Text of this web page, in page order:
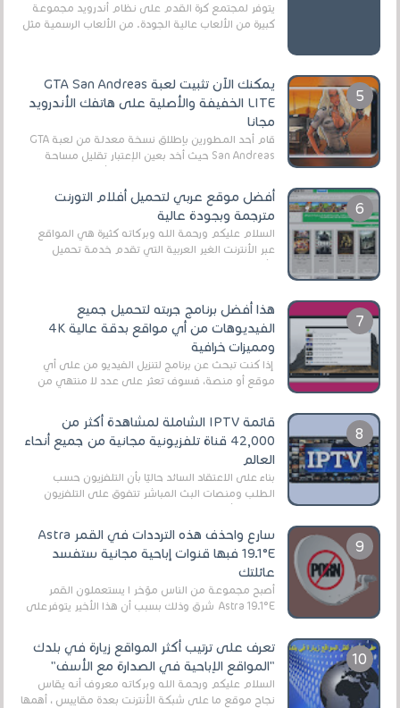
يتوفر لمجتمع كرة القدم على نظام أندرويد مجموعة
كبيرة من الألعاب عالية الجودة. من الألعاب الرسمية مثل
يمكنك الآن تثبيت لعبة GTA San Andreas
LITE الخفيفة والأصلية على هاتفك الأندرويد
مجانا
قام أحد المطورين بإطلاق نسخة معدلة من لعبة GTA
San Andreas حيث أخد بعين الإعتبار تقليل مساحة
أفضل موقع عربي لتحميل أفلام التورنت
مترجمة وبجودة عالية
السلام عليكم ورحمة الله وبركاته كثيرة هي المواقع
عبر الأنترنت الغير العربية التي تقدم خدمة تحميل
هذا أفضل برنامج جربته لتحميل جميع
الفيديوهات من أي مواقع بدقة عالية 4K
ومميزات خرافية
إذا كنت تبحث عن برنامج لتنزيل الفيديو من على أي
موقع أو منصة، فسوف تعثر على عدد لا منتهي من
قائمة IPTV الشاملة لمشاهدة أكثر من
42,000 قناة تلفزيونية مجانية من جميع أنحاء
العالم
بناءً على الاعتقاد السائد حاليًا بأن التلفزيون حسب
الطلب ومنصات البث المباشر تتفوق على التلفزيون
سارع واحذف هذه الترددات في القمر Astra
19.1°E فبها قنوات إباحية مجانية ستفسد
عائلتك
أصبح مجموعة من الناس مؤخر ا يستعملون القمر
Astra 19.1°E شرق وذلك بسبب أن هذا الأخير يتوفرعلى
تعرف على ترتيب أكثر المواقع زيارة في بلدك
"المواقع الإباحية في الصدارة مع الأسف"
السلام عليكم ورحمة الله وبركاته معروف أنه يقاس
نجاح موقع ما على شبكة الأنترنت بعدة مقاييس ، أهمها